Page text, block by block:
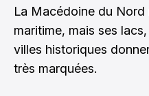
La Macédoine du Nord
maritime, mais ses
villes historiques
très marquées.